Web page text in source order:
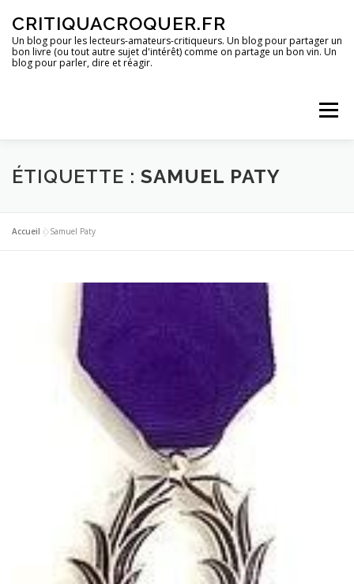
contenu
CRITIQUACROQUER.FR
Un blog pour les lecteurs-amateurs-critiqueurs. Un blog pour partager un
bon livre (ou tout autre sujet d'intérêt) comme on partage un bon vin. Un
blog pour parler, dire et réagir.
Menu
ACCUEIL UN BLOG ? DES LIVRES
DES IMAGES
DES BONS PLANS
ÉTIQUETTE : SAMUEL PATY
Accueil »Samuel Paty